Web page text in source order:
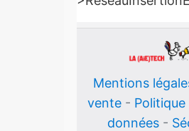
Mentions
vente -
données -